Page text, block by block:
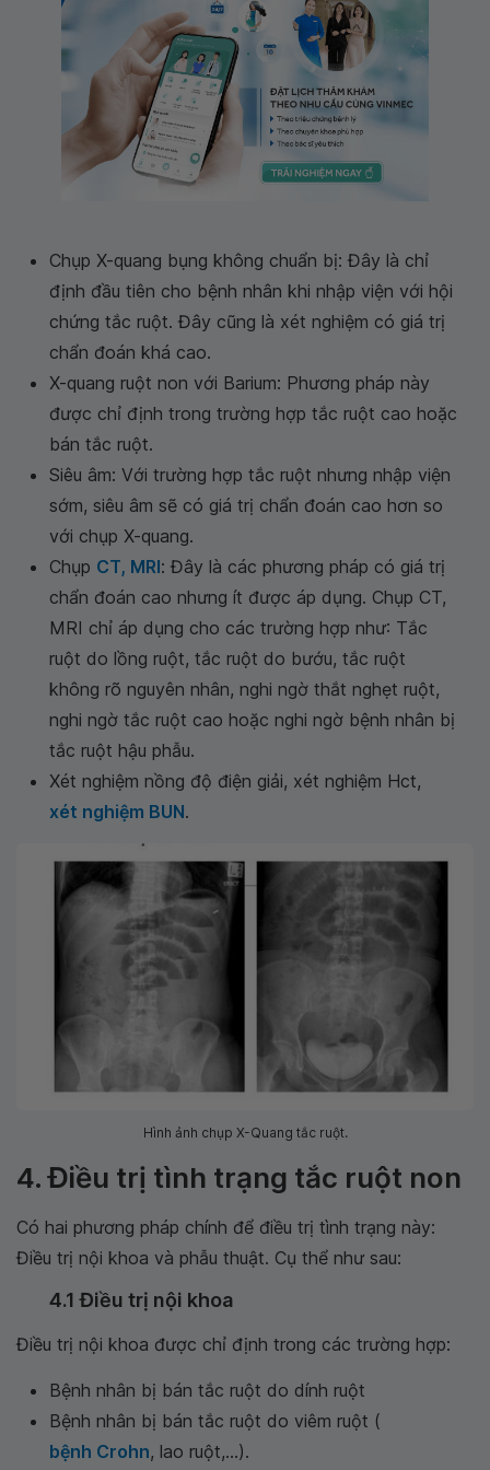
Chụp X-quang bụng không chuẩn bị: Đây là chỉ
định đầu tiên cho bệnh nhân khi nhập viện với hội
chứng tắc ruột. Đây cũng là xét nghiệm có giá trị
chẩn đoán khá cao.
X-quang ruột non với Barium: Phương pháp này
được chỉ định trong trường hợp tắc ruột cao hoặc
bán tắc ruột.
Siêu âm: Với trường hợp tắc ruột nhưng nhập viện
sớm, siêu âm sẽ có giá trị chẩn đoán cao hơn so
với chụp X-quang.
Chụp CT, MRI: Đây là các phương pháp có giá trị
chẩn đoán cao nhưng ít được áp dụng. Chụp CT,
MRI chỉ áp dụng cho các trường hợp như: Tắc
ruột do lồng ruột, tắc ruột do bướu, tắc ruột
không rõ nguyên nhân, nghi ngờ thắt nghẹt ruột,
nghi ngờ tắc ruột cao hoặc nghi ngờ bệnh nhân bị
tắc ruột hậu phẫu.
Xét nghiệm nồng độ điện giải, xét nghiệm Hct,
xét nghiệm BUN.
Hình ảnh chụp X-Quang tắc ruột.
4. Điều trị tình trạng tắc ruột non
Có hai phương pháp chính để điều trị tình trạng này:
Điều trị nội khoa và phẫu thuật. Cụ thể như sau:
4.1 Điều trị nội khoa
Điều trị nội khoa được chỉ định trong các trường hợp:
Bệnh nhân bị bán tắc ruột do dính ruột
Bệnh nhân bị bán tắc ruột do viêm ruột (
bệnh Crohn, lao ruột,...).